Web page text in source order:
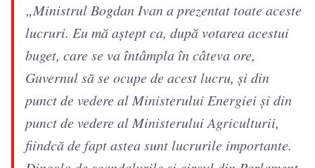
„Ministrul Bogdan Ivan a prezentat toate aceste
lucruri. Eu mă aştept ca, după votarea acestui
buget, care se va întâmpla în câteva ore,
Guvernul să se ocupe de acest lucru, şi din
punct de vedere al Ministerului Energiei şi din
punct de vedere al Ministerului Agriculturii,
fiindcă de fapt astea sunt lucrurile importante.